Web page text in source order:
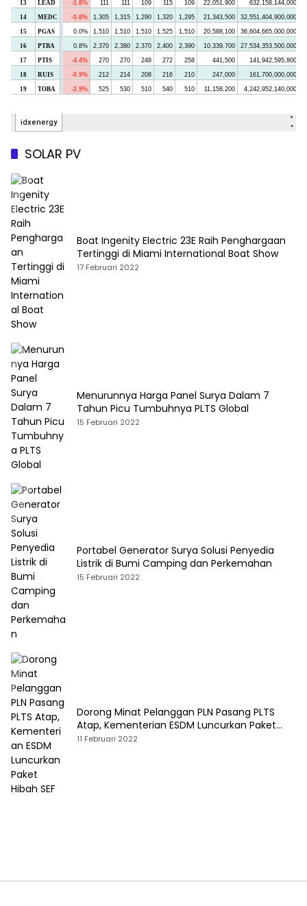
SOLAR PV
Boat Ingenity Electric 23E Raih Penghargaan
Tertinggi di Miami International Boat Show
17 Februari 2022
Menurunnya Harga Panel Surya Dalam 7
Tahun Picu Tumbuhnya PLTS Global
15 Februari 2022
Portabel Generator Surya Solusi Penyedia
Listrik di Bumi Camping dan Perkemahan
15 Februari 2022
Dorong Minat Pelanggan PLN Pasang PLTS
Atap, Kementerian ESDM Luncurkan Paket
Hibah SEF
11 Februari 2022